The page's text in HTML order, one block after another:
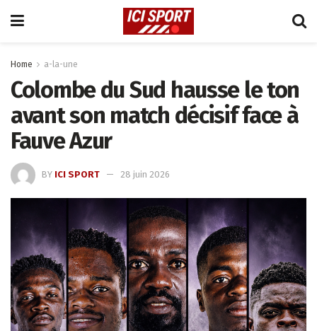
Home a-la-une
Colombe du Sud hausse le ton
avant son match décisif face à
Fauve Azur
BY ICI SPORT 28 juin 2026